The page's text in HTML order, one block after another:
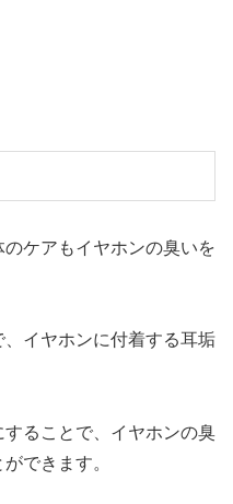
ケアもイヤホンの臭いを
イヤホンに付着する耳垢
ることで、イヤホンの臭
できます。